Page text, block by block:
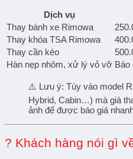
Dịch vụ
Thay bánh xe Rimowa
Thay khóa TSA Rimowa
Thay cần kéo
Hàn nẹp nhôm, xử lý vỏ vỡ Báo
⚠️ Lưu ý: Tùy vào model
Hybrid, Cabin…) mà giá
ảnh để được báo giá
? Khách hàng nói gì